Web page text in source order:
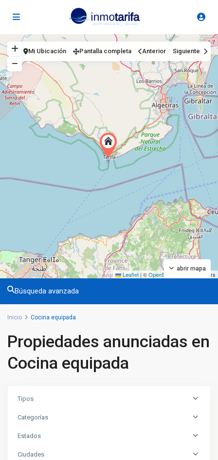
Leaflet | ©OpenStreetMap contributors
abrir mapa
Mi Ubicación Pantalla completa Anterior Siguiente
Búsqueda avanzada
Inicio Cocina equipada
Propiedades anunciadas en
Cocina equipada
Tipos
Categorías
Estados
Ciudades